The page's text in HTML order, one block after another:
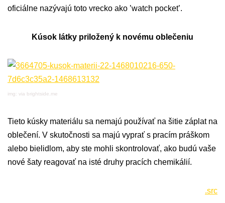
oficiálne nazývajú toto vrecko ako ’watch pocket’.
Kúsok látky priložený k novému oblečeniu
img: via brightside.me
Tieto kúsky materiálu sa nemajú používať na šitie záplat na
oblečení. V skutočnosti sa majú vyprať s pracím práškom
alebo bielidlom, aby ste mohli skontrolovať, ako budú vaše
nové šaty reagovať na isté druhy pracích chemikálií.
.src